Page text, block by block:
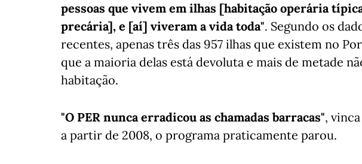
pessoas que vivem em ilhas [habitação operária
precária], e [aí] viveram a vida toda". Segundo os
recentes, apenas três das 957 ilhas que existem no
que a maioria delas está devoluta e mais de metade
habitação.
"O PER nunca erradicou as chamadas barracas",
a partir de 2008, o programa praticamente parou.